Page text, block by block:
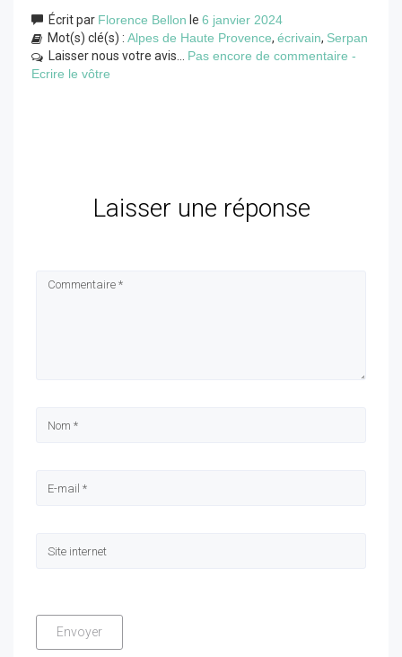
Écrit par Florence Bellon le 6 janvier 2024
Mot(s) clé(s) : Alpes de Haute Provence, écrivain, Serpan
Laisser nous votre avis... Pas encore de commentaire -
Ecrire le vôtre
Laisser une réponse